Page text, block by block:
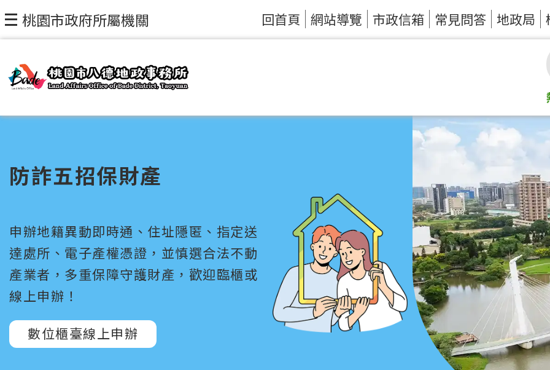
桃園市政府所屬機關 回首頁 網站導覽 市政信箱 常見問答 地政局
防詐五招保財產
申辦地籍異動即時通、住址隱匿、指定送
達處所、電子產權憑證，並慎選合法不動
產業者，多重保障守護財產，歡迎臨櫃或
線上申辦！
數位櫃臺線上申辦